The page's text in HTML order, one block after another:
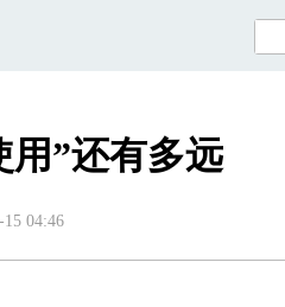
用”还有多远
15 04:46